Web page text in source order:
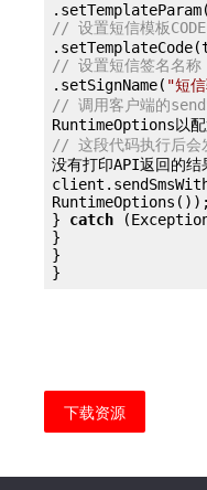
// 设置短信模板CODE
// 设置短信签名名称
.setSignName( "短
// 调用客户端的
// 这段代码执行后会
没有打印API返回的结
RuntimeOptions());
} catch
}
}
}
下载资源